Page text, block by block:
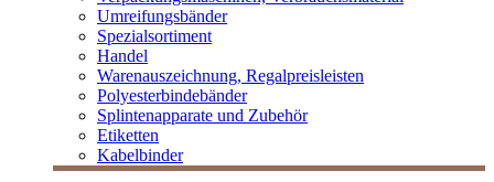
Umreifungsbänder
Spezialsortiment
Handel
Warenauszeichnung, Regalpreisleisten
Polyesterbindebänder
Splintenapparate und Zubehör
Etiketten
Kabelbinder